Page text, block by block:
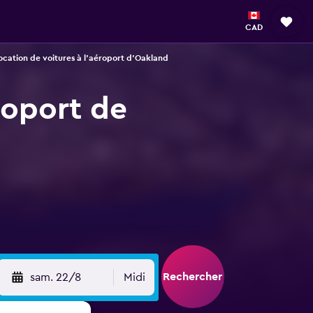
CAD
de voitures à l'aéroport d'Oakland
de
sam. 22/8 Midi Rechercher